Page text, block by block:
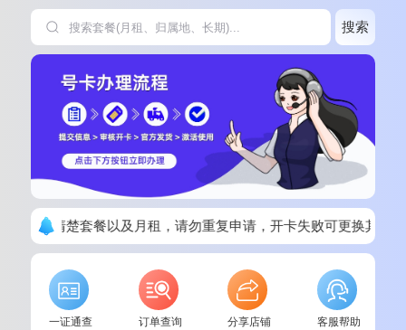
搜索
单请看清楚套餐以及月租，请勿重复申请，开卡失败可更换其他
一证通查 订单查询 分享店铺 客服帮助